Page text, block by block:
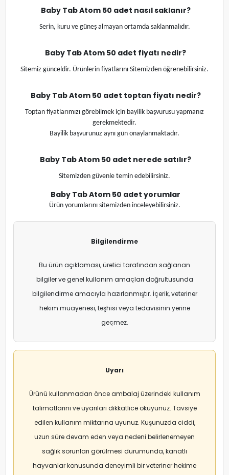
Baby Tab Atom50 adet nasıl saklanır?
Serin, kuru ve güneş almayan ortamda saklanmalıdır.
Baby Tab Atom 50 adet fiyatı nedir?
Sitemiz günceldir. Ürünlerin fiyatlarını Sitemizden öğrenebilirsiniz.
Baby Tab Atom50 adet toptan fiyatı nedir?
Toptan fiyatlarımızı görebilmek için bayilik başvurusu yapmanız
gerekmektedir.
Bayilik başvurunuz aynı gün onaylanmaktadır.
Baby Tab Atom 50 adet nerede satılır?
Sitemizden güvenle temin edebilirsiniz.
Baby Tab Atom 50 adet yorumlar
Ürün yorumlarını sitemizden inceleyebilirsiniz.
Bilgilendirme
Bu ürün açıklaması, üretici tarafından sağlanan
bilgiler ve genel kullanım amaçları doğrultusunda
bilgilendirme amacıyla hazırlanmıştır. İçerik, veteriner
hekim muayenesi, teşhisi veya tedavisinin yerine
geçmez.
Uyarı
Ürünü kullanmadan önce ambalaj üzerindeki kullanım
talimatlarını ve uyarıları dikkatlice okuyunuz. Tavsiye
edilen kullanım miktarına uyunuz. Kuşunuzda ciddi,
uzun süre devam eden veya nedeni belirlenemeyen
sağlık sorunları görülmesi durumunda, kanatlı
hayvanlar konusunda deneyimli bir veteriner hekime